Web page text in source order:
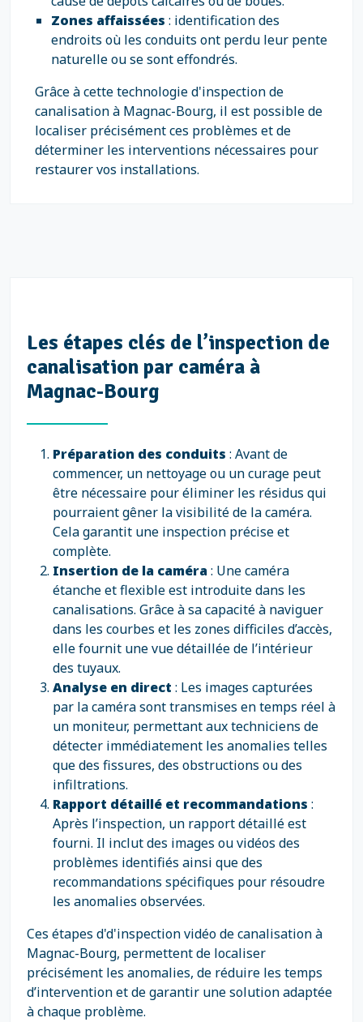
Zones affaissées : identification des
endroits où les conduits ont perdu leur pente
naturelle ou se sont effondrés.
Grâce à cette technologie d'inspection de
canalisation à Magnac-Bourg, il est possible de
localiser précisément ces problèmes et de
déterminer les interventions nécessaires pour
restaurer vos installations.
Les étapes clés de l’inspection de
canalisation par caméra à
Magnac-Bourg
Préparation des conduits : Avant de
commencer, un nettoyage ou un curage peut
être nécessaire pour éliminer les résidus qui
pourraient gêner la visibilité de la caméra.
Cela garantit une inspection précise et
complète.
Insertion de la caméra: Une caméra
étanche et flexible est introduite dans les
canalisations. Grâce à sa capacité à naviguer
dans les courbes et les zones difficiles d’accès,
elle fournit une vue détaillée de l’intérieur
des tuyaux.
Analyse en direct : Les images capturées
par la caméra sont transmises en temps réel à
un moniteur, permettant aux techniciens de
détecter immédiatement les anomalies telles
que des fissures, des obstructions ou des
infiltrations.
Rapport détaillé et recommandations :
Après l’inspection, un rapport détaillé est
fourni. Il inclut des images ou vidéos des
problèmes identifiés ainsi que des
recommandations spécifiques pour résoudre
les anomalies observées.
Ces étapes d'd'inspection vidéo de canalisation à
Magnac-Bourg, permettent de localiser
précisément les anomalies, de réduire les temps
d’intervention et de garantir une solution adaptée
à chaque problème.